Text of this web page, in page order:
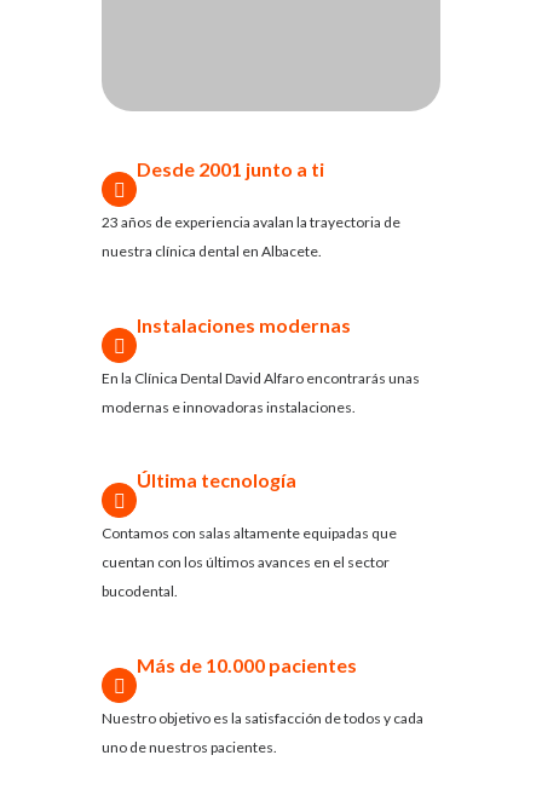
Desde 2001 junto a ti
23 años de experiencia avalan la trayectoria de
nuestra clínica dental en Albacete.
Instalaciones modernas
En la Clínica Dental David Alfaro encontrarás unas
modernas e innovadoras instalaciones.
Última tecnología
Contamos con salas altamente equipadas que
cuentan con los últimos avances en el sector
bucodental.
Más de 10.000 pacientes
Nuestro objetivo es la satisfacción de todos y cada
uno de nuestros pacientes.